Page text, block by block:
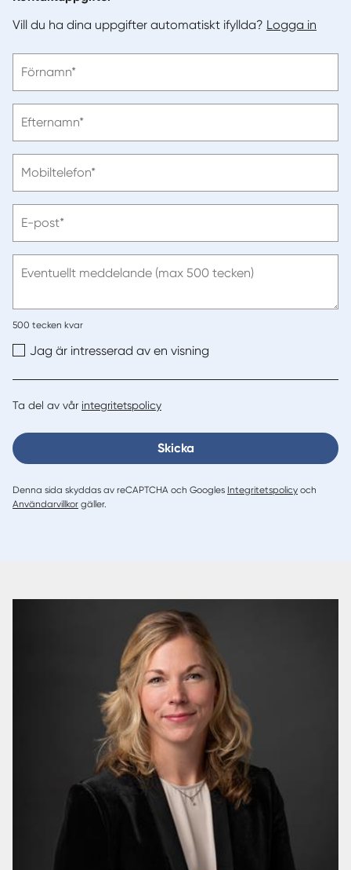
Vill du ha dina uppgifter automatiskt ifyllda? Logga in
ange
Förnamn*
ange
Efternamn*
ange
Mobiltelefon*
ange
post
E-post*
Eventuellt meddelande (max 500 tecken)
500 tecken kvar
Jag är intresserad av en visning
Ta del av vår integritetspolicy
Skicka
Denna sida skyddas av reCAPTCHA och Googles Integritetspolicy och
Användarvillkor gäller.